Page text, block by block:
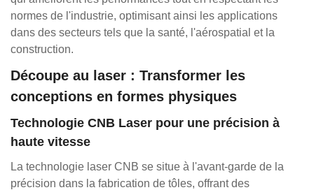
normes de l'industrie, optimisant ainsi les applications
dans des secteurs tels que la santé, l'aérospatial et la
construction.
Découpe au laser : Transformer les
conceptions en formes physiques
Technologie CNB Laser pour une précision à
haute vitesse
La technologie laser CNB se situe à l'avant-garde de la
précision dans la fabrication de tôles, offrant des